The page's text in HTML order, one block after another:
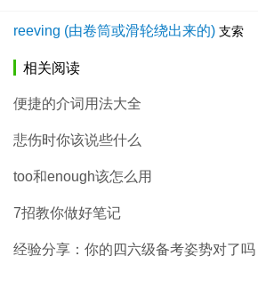
reeving (由卷筒或滑轮绕出来的) 支索
相关阅读
便捷的介词用法大全
悲伤时你该说些什么
too和enough该怎么用
7招教你做好笔记
经验分享：你的四六级备考姿势对了吗